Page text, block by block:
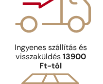
Ingyenes szállítás és
visszaküldés 13900
Ft-tól